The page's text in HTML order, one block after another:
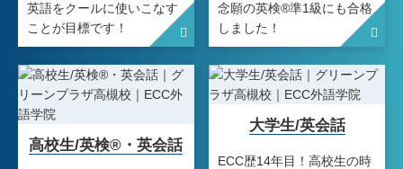
英語をクールに使いこなす
ことが目標です！
念願の英検®準1級にも合格
しました！
高校生/英検®・英会話
大学生/英会話
ECC歴14年目！高校生の時